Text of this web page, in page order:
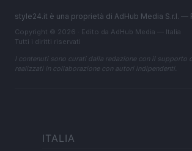
style24.it è una proprietà di AdHub Media S.r.l. —
Copyright © 2026 · Edito da AdHub Media — Italia
Tutti i diritti riservati
I contenuti sono curati dalla redazione con il supporto
realizzati in collaborazione con autori indipendenti.
ITALIA